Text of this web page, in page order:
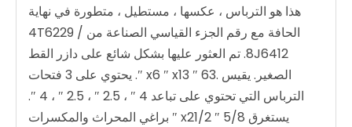
هذا هو الترباس ، عكسها ، مستطيل ، متطورة في نهاية
الحافة مع رقم الجزء القياسي الصناعة من 4T6229 /
8J6412. تم العثور عليها بشكل شائع على دازر القط
الصغير. يقيس .63 ″ x6 ″ x13 ″. يحتوي على 3 فتحات
الترباس التي تحتوي على تباعد 4 ″ ، 2.5 ″ ، 2.5 ″ ، 4 ″.
يستغرق 5/8 ″ x21/2 ″ براغي المحراث والمكسرات